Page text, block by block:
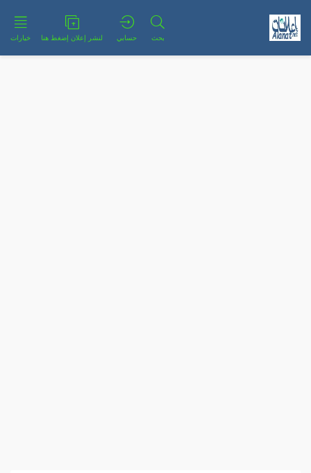
بحث حسابي لنشر إعلان إضغط هنا خيارات